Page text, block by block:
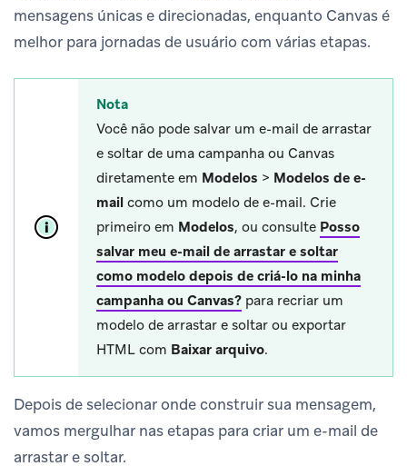
mensagens únicas e direcionadas, enquanto Canvas é
melhor para jornadas de usuário com várias etapas.
Nota
Você não pode salvar um e-mail de arrastar
e soltar de uma campanha ou Canvas
diretamente em Modelos > Modelos de e-
mail como um modelo de e-mail. Crie
primeiro em Modelos, ou consulte Posso
salvar meu e-mail de arrastar e soltar
como modelo depois de criá-lo na minha
campanha ou Canvas? para recriar um
modelo de arrastar e soltar ou exportar
HTML com Baixar arquivo.
Depois de selecionar onde construir sua mensagem,
vamos mergulhar nas etapas para criar um e-mail de
arrastar e soltar.